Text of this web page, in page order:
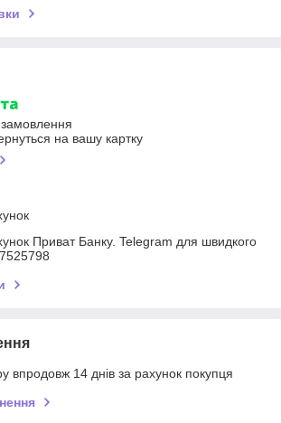
на вашу картку
Приват Банку. Telegram для швидкого
впродовж 14 днів за рахунок покупця